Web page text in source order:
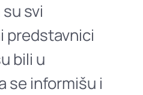
svi
predstavnici
bili u
se informišu i